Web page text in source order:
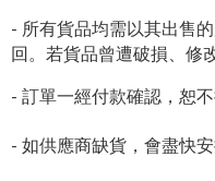
- 所有貨品均需以其出售
回。若貨品曾遭破損、修
- 訂單一經付款確認，恕
- 如供應商缺貨，會盡快